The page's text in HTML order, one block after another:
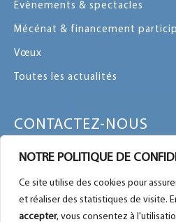
NOTRE POLITIQUE DE
Ce site utilise des cookies pour
et réaliser des statistiques de visite.
accepter, vous consentez à
Evènements & spectacles
Mécénat & financement
Vœux
Toutes les actualités
CONTACTEZ-NOUS
Contactez-nous par message
Plan du site
Nous retrouver sur Facebook